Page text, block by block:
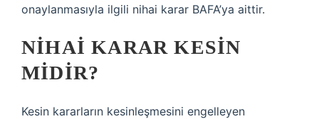
onaylanmasıyla ilgili nihai karar BAFA’ya aittir.
NIHAI KARAR KESIN
MIDIR?
Kesin kararların kesinleşmesini engelleyen